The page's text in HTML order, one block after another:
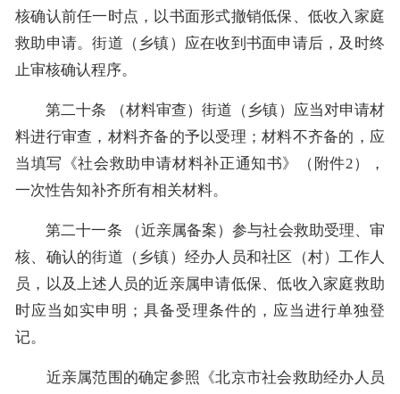
核确认前任一时点，以书面形式撤销低保、低收入家庭
救助申请。街道（乡镇）应在收到书面申请后，及时终
止审核确认程序。
第二十条 （材料审查）街道（乡镇）应当对申请材
料进行审查，材料齐备的予以受理；材料不齐备的，应
当填写《社会救助申请材料补正通知书》（附件2），
一次性告知补齐所有相关材料。
第二十一条 （近亲属备案）参与社会救助受理、审
核、确认的街道（乡镇）经办人员和社区（村）工作人
员，以及上述人员的近亲属申请低保、低收入家庭救助
时应当如实申明；具备受理条件的，应当进行单独登
记。
近亲属范围的确定参照《北京市社会救助经办人员